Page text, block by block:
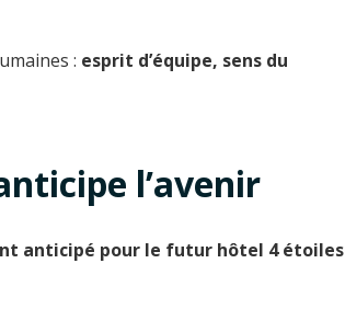
: esprit d’équipe, sens du
l’avenir
anticipé pour le futur hôtel 4 étoiles